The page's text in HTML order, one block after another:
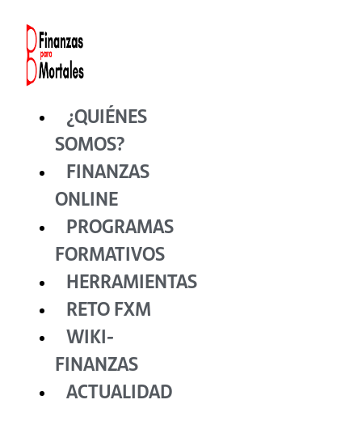
contenido
¿QUIÉNES
SOMOS?
FINANZAS
ONLINE
PROGRAMAS
FORMATIVOS
HERRAMIENTAS
RETO FXM
WIKI-
FINANZAS
ACTUALIDAD